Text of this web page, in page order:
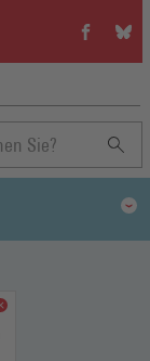
WSI
auf
(Öffnet
in
einem
neuen
WSI
auf
in